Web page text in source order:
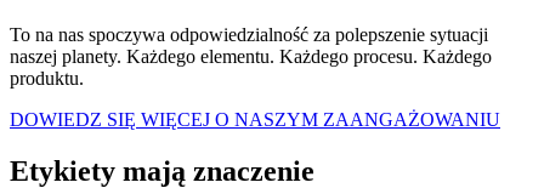
To na nas spoczywa odpowiedzialność za polepszenie sytuacji
naszej planety. Każdego elementu. Każdego procesu. Każdego
produktu.
DOWIEDZ SIĘ WIĘCEJ O NASZYM ZAANGAŻOWANIU
Etykiety mają znaczenie